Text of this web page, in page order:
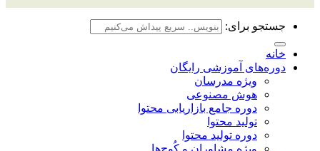
جستجو برای:
خانه
دوره‌های آموزشی رایگان
ویژه مدرسان
هوش مصنوعی
دوره جامع بازاریابی محتوا
تولید محتوا
دوره تولید محتوا